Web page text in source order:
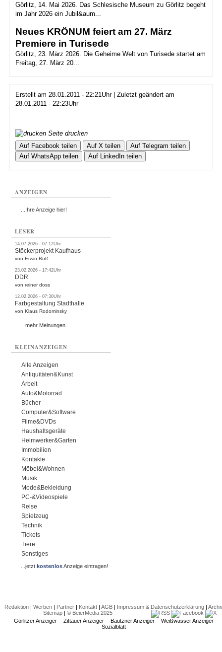
Görlitz, 14. Mai 2026. Das Schlesische Museum zu Görlitz begeht
im Jahr 2026 ein Jubil&aum...
Neues KRÖNUM feiert am 27. März
Premiere in Turisede
Görlitz, 23. März 2026. Die Geheime Welt von Turisede startet am
Freitag, 27. März 20...
Erstellt am 28.01.2011 - 22:21Uhr | Zuletzt geändert am
28.01.2011 - 22:23Uhr
Seite drucken
Auf Facebook teilen
Auf X teilen
Auf Telegram teilen
Auf WhatsApp teilen
Auf LinkedIn teilen
ANZEIGEN
...Ihre Anzeige hier!
LESER
14.07.2026 - 07:12Uhr
Stöckerprojekt Kaufhaus
von Erwin Buß
23.02.2026 - 17:42Uhr
DDR
von reiner doss
12.02.2026 - 07:30Uhr
Farbgestaltung Stadthalle
von Klaus Rodominsky
...mehr Meinungen
KLEINANZEIGEN
Alle Anzeigen
Antiquitäten&Kunst
Arbeit
Auto&Motorrad
Bücher
Computer&Software
Filme&DVDs
Haushaltsgeräte
Heimwerker&Garten
Immobilien
Kontakte
Möbel&Wohnen
Musik
Mode&Bekleidung
PC-&Videospiele
Reise
Spielzeug
Technik
Tickets
Tiere
Sonstiges
...jetztkostenlosAnzeige eintragen!
Redaktion| Werben| Partner| Kontakt| AGB| Impressum & Datenschutzerklärung|
Sitemap| © BeierMedia 2025
Görlitzer Anzeiger
Zittauer Anzeiger Bautzner Anzeiger
Weißwasser Anzeiger
Sozialblatt